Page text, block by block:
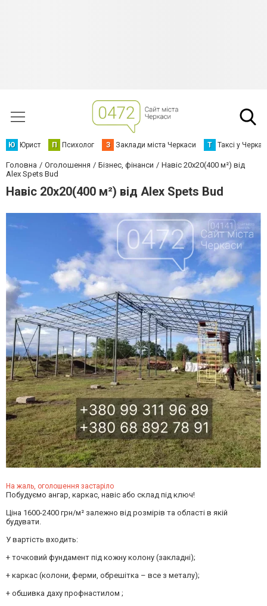
Ю Юрист П Психолог З Заклади міста Черкаси Т Таксі у
Головна Оголошення Бізнес, фінанси
Навіс 20х20(400 м²) від
Alex Spets Bud
Навіс 20х20(400 м²) від Alex Spets Bud
На жаль, оголошення застаріло
Побудуємо ангар, каркас, навіс або склад під ключ!
Ціна 1600-2400 грн/м² залежно від розмірів та області в якій
будувати.
У вартість входить:
+ точковий фундамент під кожну колону (закладні);
+ каркас (колони, ферми, обрешітка – все з металу);
+ обшивка даху профнастилом ;